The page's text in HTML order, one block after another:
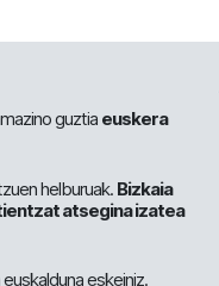
guztia euskera
helburuak. Bizkaia
atsegina izatea
eskeiniz.